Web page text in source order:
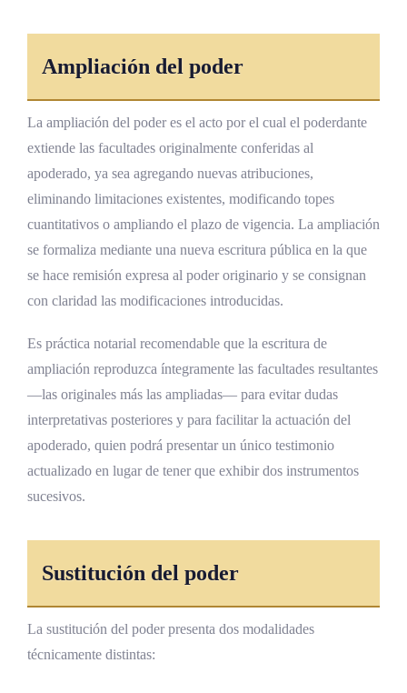
Ampliación del poder
La ampliación del poder es el acto por el cual el poderdante
extiende las facultades originalmente conferidas al
apoderado, ya sea agregando nuevas atribuciones,
eliminando limitaciones existentes, modificando topes
cuantitativos o ampliando el plazo de vigencia. La ampliación
se formaliza mediante una nueva escritura pública en la que
se hace remisión expresa al poder originario y se consignan
con claridad las modificaciones introducidas.
Es práctica notarial recomendable que la escritura de
ampliación reproduzca íntegramente las facultades resultantes
—las originales más las ampliadas— para evitar dudas
interpretativas posteriores y para facilitar la actuación del
apoderado, quien podrá presentar un único testimonio
actualizado en lugar de tener que exhibir dos instrumentos
sucesivos.
Sustitución del poder
La sustitución del poder presenta dos modalidades
técnicamente distintas: